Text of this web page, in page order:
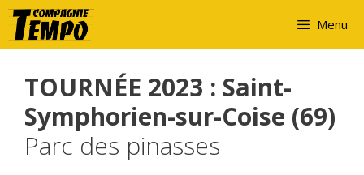
Aller
au
contenu
Menu
TOURNÉE 2023 : Saint-
Symphorien-sur-Coise (69)
Parc des pinasses